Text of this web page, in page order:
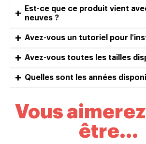
Est-ce que ce produit vient
neuves ?
Avez-vous un tutoriel pour
Avez-vous toutes les tailles
Quelles sont les années
Vous
être...